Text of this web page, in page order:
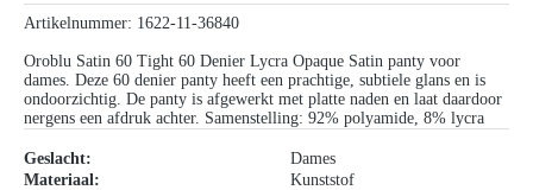
Artikelnummer: 1622-11-36840
Oroblu Satin 60 Tight 60 Denier Lycra Opaque Satin panty voor
dames. Deze 60 denier panty heeft een prachtige, subtiele glans en is
ondoorzichtig. De panty is afgewerkt met platte naden en laat daardoor
nergens een afdruk achter. Samenstelling: 92% polyamide, 8% lycra
Geslacht:
Dames
Materiaal:
Kunststof